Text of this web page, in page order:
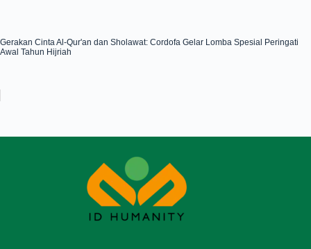
Gerakan Cinta Al-Qur'an dan Sholawat: Cordofa Gelar Lomba Spesial Peringati
Awal Tahun Hijriah